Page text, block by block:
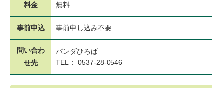
料金 無料
事前申込 事前申し込み不要
問い合わ
せ先
パンダひろば
TEL： 0537-28-0546